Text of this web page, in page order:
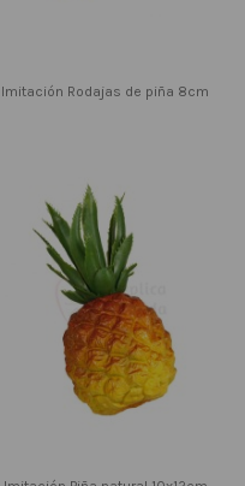
Imitación Rodajas de piña 8cm